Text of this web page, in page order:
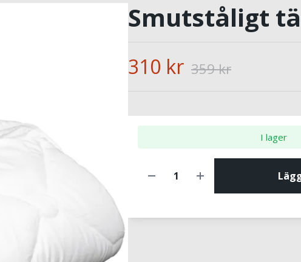
Smutståligt
310 kr 359 kr
I lager